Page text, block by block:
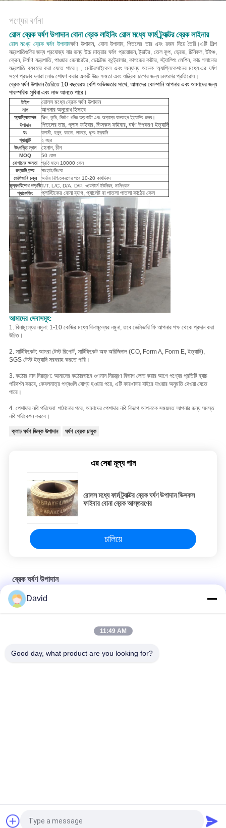
পণ্যের বর্ণনা
রোল ব্রেক ঘর্ষণ উপাদান বোনা ব্রেক লাইনিং রোল মধ্যে ফার্ম ট্র্যাক্টর ব্রেক লাইনার
রোল মধ্যে ব্রেক ঘর্ষণ উপাদানঘর্ষণ উপাদান, বোনা উপাদান, পিতলের তার এবং রজন দিয়ে তৈরি।এটি শিল্প
যন্ত্রপাতিগুলির জন্য প্রযোজ্য যার জন্য উচ্চ মাত্রার ঘর্ষণ প্রয়োজন, ট্রাক্টর, তেল কূপ, ড্রেজ, চিনিকল, উইঞ্চ,
ক্রেন, নির্মাণ যন্ত্রপাতি, পাওয়ার জেনারেটর, ভোল্টেজ কন্ট্রোলার, কাগজের কাটার, স্ট্যাম্পিং মেশিন, কাচ গলানোর
যন্ত্রপাতি ব্যবহার করা যেতে পারে। , মোটরসাইকেল এবং অন্যান্য অনেক অ্যাপ্লিকেশনের মধ্যে.এর ঘর্ষণ
সহগ প্রভাব দ্বারা লোড শোষণ করার একটি উচ্চ ক্ষমতা এবং যান্ত্রিক চাপের জন্য চমৎকার প্রতিরোধ।
ব্রেক ঘর্ষণ উপাদান তৈরিতে 10 বছরেরও বেশি অভিজ্ঞতার সাথে, আমাদের কোম্পানি আপনার এবং আমাদের জন্য
পারস্পরিক সুবিধা এবং লাভ আনতে পারে।
টাইপ রোলস মধ্যে ব্রেক ঘর্ষণ উপাদান
মাপ আপনার অনুরোধ হিসাবে
অ্যাপ্লিকেশন
শিল্প, কৃষি, নির্মাণ খনির যন্ত্রপাতি এবং অন্যান্য যানবাহন ইত্যাদির জন্য।
উপাদান
পিতলের তার, গ্লাস ফাইবার, ভিসকস ফাইবার, ঘর্ষণ উপকরণ ইত্যাদি
রং
বাদামী, হলুদ, কালো, লালচে, ধূসর ইত্যাদি
গ্যারান্টি
২ বছর
উৎপত্তি স্থল
হেনান, চীন
MOQ
50 রোল
যোগানের ক্ষমতা
প্রতি মাসে 10000 রোল
রপ্তানি বন্দর
সাংহাই/নিংবো
ডেলিভারি চক্র
অর্ডার নিশ্চিতকরণের পরে 10-20 কার্যদিবস
মূল্যপরিশোধ পদ্ধতিT/T, L/C, D/A, D/P, ওয়েস্টার্ন ইউনিয়ন, মানিগ্রাম
প্যাকেজিং
প্লাস্টিকের বোনা ব্যাগ, প্যালেট বা পাতলা পাতলা কাঠের কেস
আমাদের সেবাসমূহ:
1. বিনামূল্যের নমুনা: 1-10 কেজির মধ্যে বিনামূল্যের নমুনা, তবে ডেলিভারি ফি আপনার পক্ষ থেকে প্রদান করা
উচিত।
2. সার্টিফিকেট: আমরা টেস্ট রিপোর্ট, সার্টিফিকেট অফ অরিজিনাল (CO, Form A, Form E, ইত্যাদি),
SGS টেস্ট ইত্যাদি সরবরাহ করতে পারি।
3. কঠোর মান নিয়ন্ত্রণ: আমাদের কঠোরভাবে গুণমান নিয়ন্ত্রণ বিভাগ লোড করার আগে পণ্যের প্রতিটি ব্যাচ
পরিদর্শন করবে, কেবলমাত্র পণ্যগুলি যোগ্য হওয়ার পরে, এটি কারখানার বাইরে যাওয়ার অনুমতি দেওয়া যেতে
পারে।
4. পেশাদার নথি পরিষেবা: পাঠানোর পরে, আমাদের পেশাদার নথি বিভাগ আপনাকে সময়মত আপনার জন্য সমস্ত
নথি পরিবেশন করবে।
ক্লাচ ঘর্ষণ ডিস্ক উপাদান ঘর্ষণ ব্রেক চাবুক
এর সেরা মূল্য পান
রোলস মধ্যে ফার্ম ট্র্যাক্টর ব্রেক ঘর্ষণ উপাদান ভিসকস
ফাইবার বোনা ব্রেক আস্তরণের
চালিয়ে
ব্রেক ঘর্ষণ উপাদান
উইঞ্চ উইন্ডলাস সুগার মিলের জন্য ব্রাউন ব্রেক লাইনিং প্যাড ঘর্ষণ উপাদান
David
11:49 AM
Good day, what product are you looking for?